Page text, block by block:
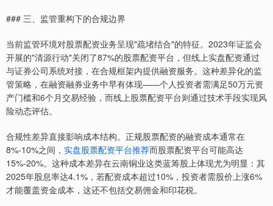
### 三、监管重构下的合规边界
当前监管环境对股票配资业务呈现"疏堵结合"的特征。2023年证监会
开展的"清源行动"关闭了87%的股票配资平台，但线上实盘配资通过
与证券公司系统对接，在合规框架内提供融资服务。这种差异化的监
管策略，在融资融券业务中早有体现——个人投资者需满足50万元资
产门槛和6个月交易经验，而线上股票配资平台则通过技术手段实现风
险动态评估。
合规性差异直接影响成本结构。正规股票配资的融资成本通常在
8%-10%之间， 实盘股票配资平台推荐而股票配资平台可能高达
15%-20%。这种成本差异在云南铜业这类蓝筹股上体现尤为明显：其
2025年股息率达4.1%，若配资成本超过10%，投资者需股价上涨6%
才能覆盖资金成本，这还不包括交易佣金和印花税。